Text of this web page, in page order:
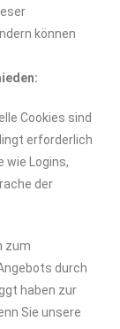
können
Cookies sind
erforderlich
wie Logins,
der
zum
durch
haben zur
Sie unsere